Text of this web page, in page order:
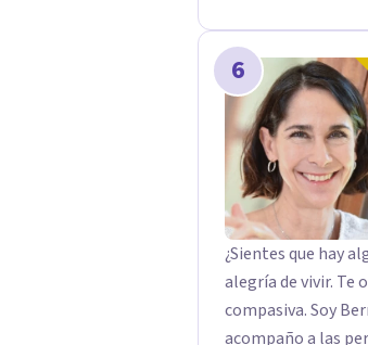
6
¿Sientes que hay
alegría de vivir. Te
compasiva. Soy Bernarda, psicoterapeuta y facilitadora de Mindfulness, y
acompaño a las